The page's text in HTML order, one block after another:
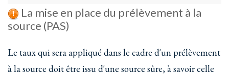
La mise en place du prélèvement à la
source (PAS)
Le taux qui sera appliqué dans le cadre d'un prélèvement
à la source doit être issu d'une source sûre, à savoir celle